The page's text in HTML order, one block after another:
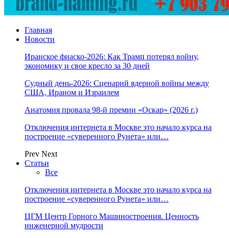
Главная
Новости
Иранское фиаско-2026: Как Трамп потерял войну,
экономику и свое кресло за 30 дней
Судный день-2026: Сценарий ядерной войны между
США, Ираном и Израилем
Анатомия провала 98-й премии «Оскар» (2026 г.)
Отключения интернета в Москве это начало курса на
построение «суверенного Рунета» или…
Prev Next
Статьи
Все
Отключения интернета в Москве это начало курса на
построение «суверенного Рунета» или…
ЦГМ Центр Горного Машиностроения. Ценность
инженерной мудрости